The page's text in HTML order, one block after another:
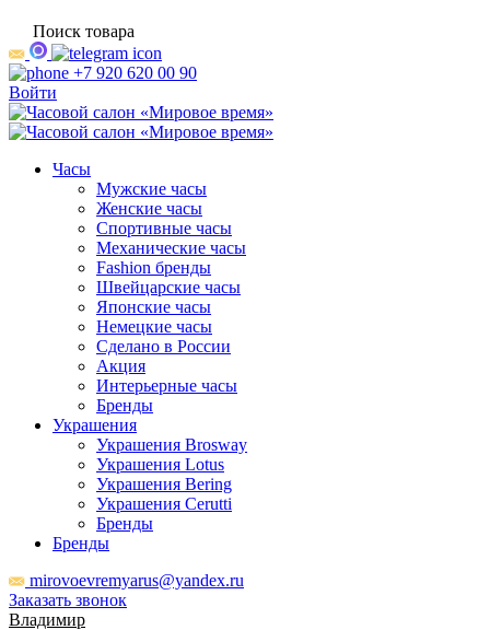
Поиск товара
+7 920 620 00 90
Войти
Часы
Мужские часы
Женские часы
Спортивные часы
Механические часы
Fashion бренды
Швейцарские часы
Японские часы
Немецкие часы
Сделано в России
Акция
Интерьерные часы
Бренды
Украшения
Украшения Brosway
Украшения Lotus
Украшения Bering
Украшения Cerutti
Бренды
Бренды
mirovoevremyarus@yandex.ru
Заказать звонок
Владимир